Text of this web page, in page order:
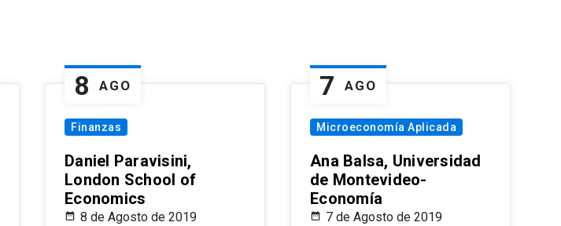
8 AGO
Finanzas
Daniel Paravisini,
London School of
Economics
8 de Agosto de 2019
7 AGO
Microeconomía Aplicada
Ana Balsa, Universidad
de Montevideo-
Economía
7 de Agosto de 2019